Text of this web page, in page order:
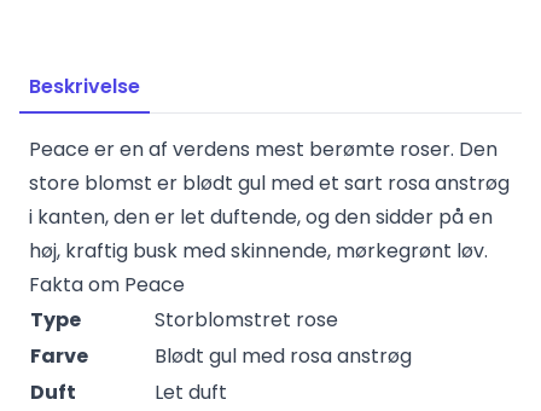
Beskrivelse
Peace er en af verdens mest berømte roser. Den
store blomst er blødt gul med et sart rosa anstrøg
i kanten, den er let duftende, og den sidder på en
høj, kraftig busk med skinnende, mørkegrønt løv.
Fakta om Peace
Type
Storblomstret rose
Farve
Blødt gul med rosa anstrøg
Duft
Let duft